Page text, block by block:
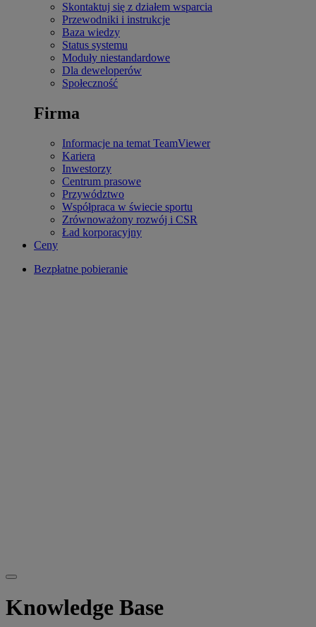
Skontaktuj się z działem wsparcia
Przewodniki i instrukcje
Baza wiedzy
Status systemu
Moduły niestandardowe
Dla deweloperów
Społeczność
Firma
Informacje na temat TeamViewer
Kariera
Inwestorzy
Centrum prasowe
Przywództwo
Współpraca w świecie sportu
Zrównoważony rozwój i CSR
Ład korporacyjny
Ceny
Bezpłatne pobieranie
Knowledge Base